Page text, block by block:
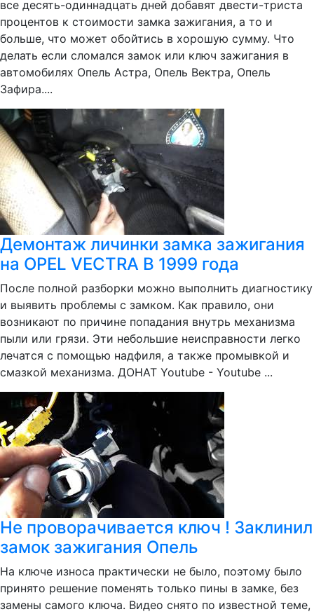
все десять-одиннадцать дней добавят двести-триста
процентов к стоимости замка зажигания, а то и
больше, что может обойтись в хорошую сумму. Что
делать если сломался замок или ключ зажигания в
автомобилях Опель Астра, Опель Вектра, Опель
Зафира....
Демонтаж личинки замка зажигания
на OPEL VECTRA B 1999 года
После полной разборки можно выполнить диагностику
и выявить проблемы с замком. Как правило, они
возникают по причине попадания внутрь механизма
пыли или грязи. Эти небольшие неисправности легко
лечатся с помощью надфиля, а также промывкой и
смазкой механизма. ДОНАТ Youtube - Youtube ...
Не проворачивается ключ ! Заклинил
замок зажигания Опель
На ключе износа практически не было, поэтому было
принято решение поменять только пины в замке, без
замены самого ключа. Видео снято по известной теме,